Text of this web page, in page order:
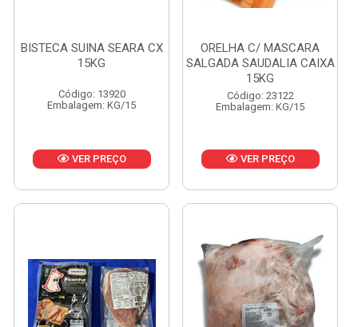
BISTECA SUINA SEARA CX
15KG
Código: 13920
Embalagem: KG/15
VER PREÇO
ORELHA C/ MASCARA
SALGADA SAUDALIA CAIXA
15KG
Código: 23122
Embalagem: KG/15
VER PREÇO